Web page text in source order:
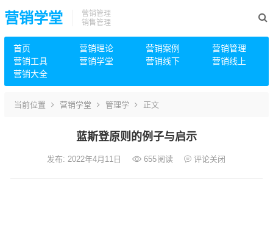
营销学堂
营销管理
销售管理
首页 营销理论 营销案例
营销管理
营销工具
营销学堂 营销线下
营销线上
营销大全
当前位置 营销学堂 管理学 正文
蓝斯登原则的例子与启示
发布: 2022年4月11日 655阅读 评论关闭